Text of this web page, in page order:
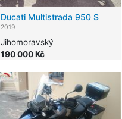
Ducati Multistrada 950 S
2019
Jihomoravský
190 000 Kč